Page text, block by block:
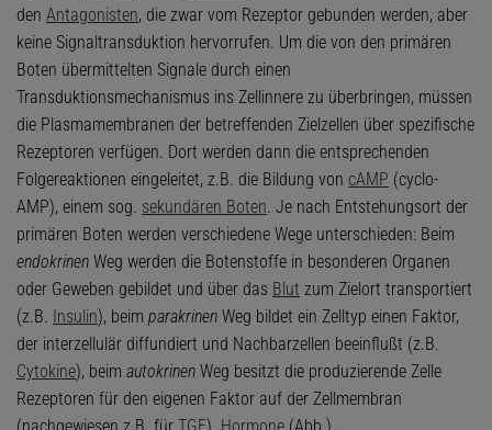
den Antagonisten, die zwar vom Rezeptor gebunden werden, aber
keine Signaltransduktion hervorrufen. Um die von den primären
Boten übermittelten Signale durch einen
Transduktionsmechanismus ins Zellinnere zu überbringen, müssen
die Plasmamembranen der betreffenden Zielzellen über spezifische
Rezeptoren verfügen. Dort werden dann die entsprechenden
Folgereaktionen eingeleitet, z.B. die Bildung von cAMP (cyclo-
AMP), einem sog. sekundären Boten. Je nach Entstehungsort der
primären Boten werden verschiedene Wege unterschieden: Beim
endokrinen Weg werden die Botenstoffe in besonderen Organen
oder Geweben gebildet und über das Blut zum Zielort transportiert
(z.B. Insulin), beim parakrinen Weg bildet ein Zelltyp einen Faktor,
der interzellulär diffundiert und Nachbarzellen beeinflußt (z.B.
Cytokine), beim autokrinen Weg besitzt die produzierende Zelle
Rezeptoren für den eigenen Faktor auf der Zellmembran